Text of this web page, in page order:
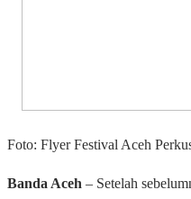
Foto: Flyer Festival Aceh
Banda Aceh – Setelah